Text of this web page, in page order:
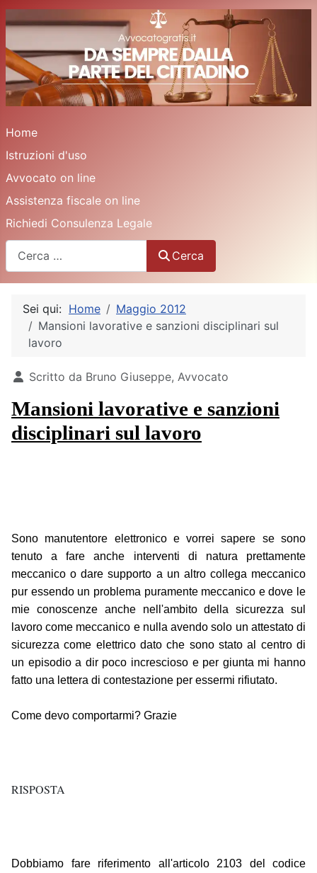
Home
Istruzioni d'uso
Avvocato on line
Assistenza fiscale on line
Richiedi Consulenza Legale
Cerca
Sei qui: Home
Maggio 2012
Mansioni lavorative e sanzioni disciplinari sul
lavoro
Dettagli
Scritto da Bruno Giuseppe, Avvocato
Mansioni lavorative e sanzioni
disciplinari sul lavoro
Sono manutentore elettronico e vorrei sapere se sono
tenuto a fare anche interventi di natura prettamente
meccanico o dare supporto a un altro collega meccanico
pur essendo un problema puramente meccanico e dove le
mie conoscenze anche nell'ambito della sicurezza sul
lavoro come meccanico e nulla avendo solo un attestato di
sicurezza come elettrico dato che sono stato al centro di
un episodio a dir poco increscioso e per giunta mi hanno
fatto una lettera di contestazione per essermi rifiutato.
Come devo comportarmi? Grazie
RISPOSTA
Dobbiamo fare riferimento all'articolo 2103 del codice